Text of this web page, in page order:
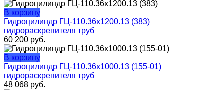
В корзину
Гидроцилиндр ГЦ-110.36х1200.13 (383)
гидрораскрепителя труб
60 200 руб.
В корзину
Гидроцилиндр ГЦ-110.36х1000.13 (155-01)
гидрораскрепителя труб
48 068 руб.